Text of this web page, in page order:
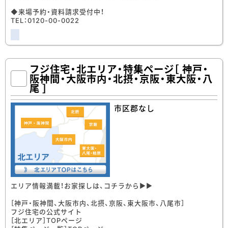
◆来場予約・資料請求受付中！
TEL：0120-00-0022
フジ住宅・北エリア・特集ページ［ 神戸・
阪神間・大阪市内・北摂・京阪・東大阪・八
尾 ］
市区郡なし
エリア情報満載！お家探しは、コチラから▶▶
［神戸・阪神間、大阪市内、北摂、京阪、東大阪市、八尾市］
フジ住宅の公式サイト
［北エリア］TOPページ